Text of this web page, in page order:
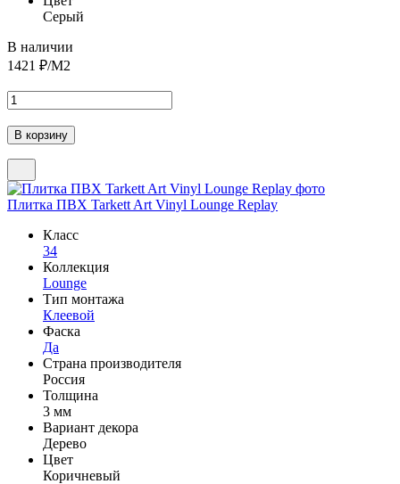
Серый
В наличии
1421 ₽/М2
Плитка ПВХ Tarkett Art Vinyl Lounge Replay
Класс
34
Коллекция
Lounge
Тип монтажа
Клеевой
Фаска
Да
Страна производителя
Россия
Толщина
3 мм
Вариант декора
Дерево
Цвет
Коричневый